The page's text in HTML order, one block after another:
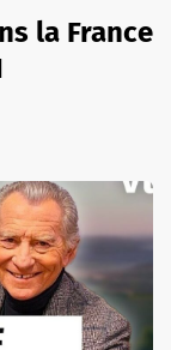
la France